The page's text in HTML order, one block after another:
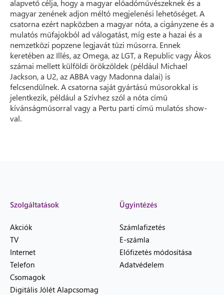
alapvető célja, hogy a magyar előadóművészeknek és a
magyar zenének adjon méltó megjelenési lehetőséget. A
csatorna ezért napközben a magyar nóta, a cigányzene és a
mulatós műfajokból ad válogatást, míg este a hazai és a
nemzetközi popzene legjavát tűzi műsorra. Ennek
keretében az Illés, az Omega, az LGT, a Republic vagy Ákos
számai mellett külföldi örökzöldek (például Michael
Jackson, a U2, az ABBA vagy Madonna dalai) is
felcsendülnek. A csatorna saját gyártású műsorokkal is
jelentkezik, például a Szívhez szól a nóta című
kívánságműsorral vagy a Pertu parti című mulatós show-
val.
Szolgáltatások
Akciók
TV
Internet
Telefon
Csomagok
Digitális Jólét Alapcsomag
Ügyintézés
Számlafizetés
E-számla
Előfizetés módosítása
Adatvédelem